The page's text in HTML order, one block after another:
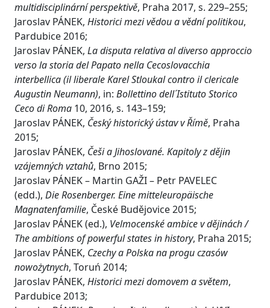
multidisciplinární perspektivě, Praha 2017, s. 229–255;
Jaroslav PÁNEK, Historici mezi vědou a vědní politikou,
Pardubice 2016;
Jaroslav PÁNEK, La disputa relativa al diverso approccio
verso la storia del Papato nella Cecoslovacchia
interbellica (il liberale Karel Stloukal contro il clericale
Augustin Neumann), in: Bollettino dell´Istituto Storico
Ceco di Roma 10, 2016, s. 143–159;
Jaroslav PÁNEK, Český historický ústav v Římě, Praha
2015;
Jaroslav PÁNEK, Češi a Jihoslované. Kapitoly z dějin
vzájemných vztahů, Brno 2015;
Jaroslav PÁNEK – Martin GAŽI – Petr PAVELEC
(edd.), Die Rosenberger. Eine mitteleuropäische
Magnatenfamilie, České Budějovice 2015;
Jaroslav PÁNEK (ed.), Velmocenské ambice v dějinách /
The ambitions of powerful states in history, Praha 2015;
Jaroslav PÁNEK, Czechy a Polska na progu czasów
nowożytnych, Toruń 2014;
Jaroslav PÁNEK, Historici mezi domovem a světem,
Pardubice 2013;